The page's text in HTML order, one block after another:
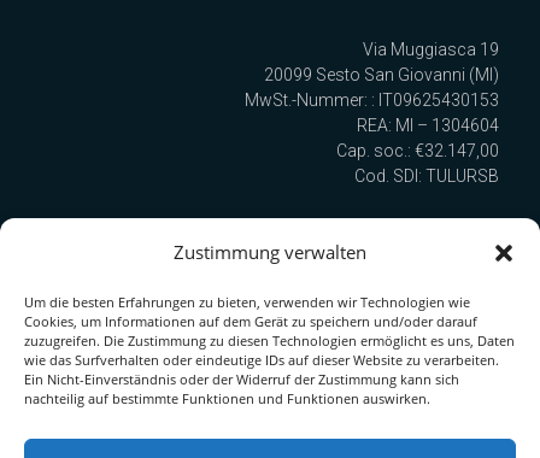
Zustimmung verwalten
Um die besten Erfahrungen zu bieten, verwenden wir Technologien wie
Cookies, um Informationen auf dem Gerät zu speichern und/oder darauf
zuzugreifen. Die Zustimmung zu diesen Technologien ermöglicht es uns, Daten
wie das Surfverhalten oder eindeutige IDs auf dieser Website zu verarbeiten.
Ein Nicht-Einverständnis oder der Widerruf der Zustimmung kann sich
nachteilig auf bestimmte Funktionen und Funktionen auswirken.
Via Muggiasca 19
20099 Sesto San Giovanni (MI)
MwSt.-Nummer: : IT09625430153
REA: MI – 1304604
Cap. soc.: €32.147,00
Cod. SDI: TULURSB
Wir sind nach UNI EN ISO 9001:2015 zertifiziert!
Quick Link zur Serie
PDF-Katalog herunterladen